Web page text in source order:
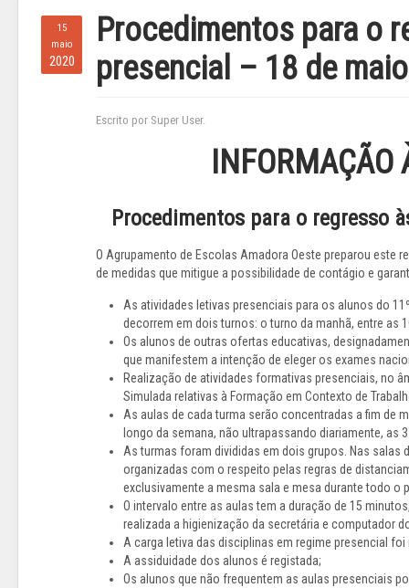
15
maio
2020
Procedimentos para o
presencial – 18 de
Escrito por Super User.
Procedimentos para o regresso
O Agrupamento de Escolas Amadora Oeste preparou
de medidas que mitigue a possibilidade de contágio e
As atividades letivas presenciais para os alunos do
decorrem em dois turnos: o turno da manhã, entre as
Os alunos de outras ofertas educativas,
que manifestem a intenção de eleger os exames
Realização de atividades formativas presenciais, no
Simulada relativas à Formação em Contexto de
As aulas de cada turma serão concentradas a fim de
longo da semana, não ultrapassando diariamente, as
As turmas foram divididas em dois grupos. Nas salas
organizadas com o respeito pelas regras de
exclusivamente a mesma sala e mesa durante todo o
O intervalo entre as aulas tem a duração de 15
realizada a higienização da secretária e computador
A carga letiva das disciplinas em regime presencial
A assiduidade dos alunos é registada;
Os alunos que não frequentem as aulas presenciais